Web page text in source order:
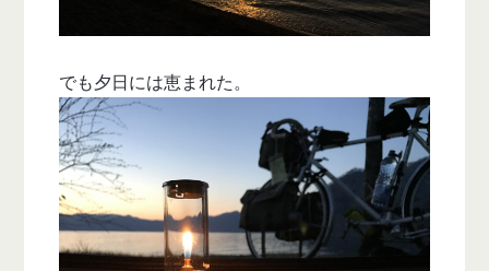
でも夕日には恵まれた。